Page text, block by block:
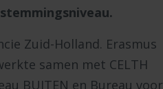
Zuid-Holland. Erasmus
samen met CELTH
BUITEN en Bureau voor